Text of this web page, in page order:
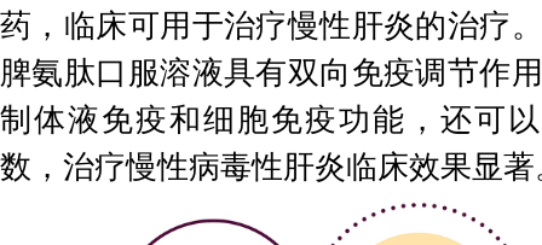
药，临床可用于治疗慢性肝炎的治疗
脾氨肽口服溶液具有双向免疫调节作
制体液免疫和细胞免疫功能，还可
数，治疗慢性病毒性肝炎临床效果显著